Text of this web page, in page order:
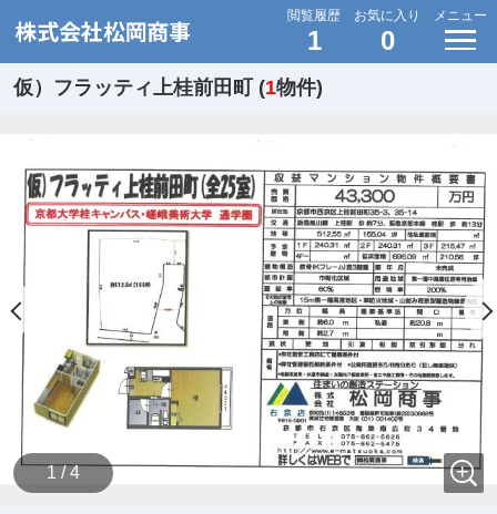
閲覧履歴
1
お気に入り
0
メニュー
仮）フラッティ上桂前田町 (1物件)
1 / 4